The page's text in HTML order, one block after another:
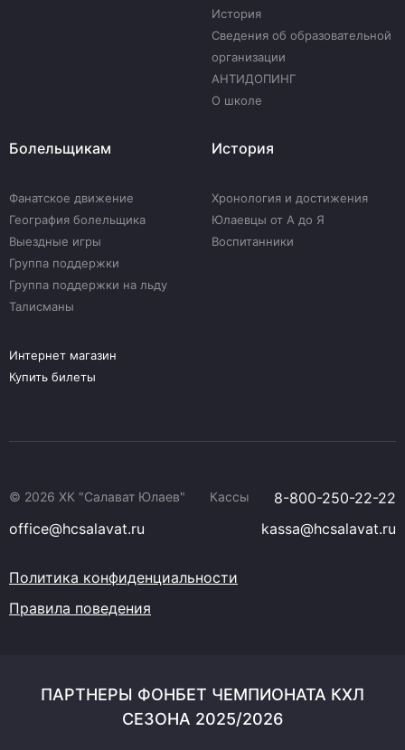
История
Сведения об образовательной
организации
АНТИДОПИНГ
О школе
Болельщикам
Фанатское движение
География болельщика
Выездные игры
Группа поддержки
Группа поддержки на льду
Талисманы
История
Хронология и достижения
Юлаевцы от А до Я
Воспитанники
Интернет магазин
Купить билеты
© 2026 ХК "Салават Юлаев" Кассы
8-800-250-22-22
office@hcsalavat.ru
kassa@hcsalavat.ru
Политика конфиденциальности
Правила поведения
ПАРТНЕРЫ ФОНБЕТ ЧЕМПИОНАТА КХЛ
СЕЗОНА 2025/2026